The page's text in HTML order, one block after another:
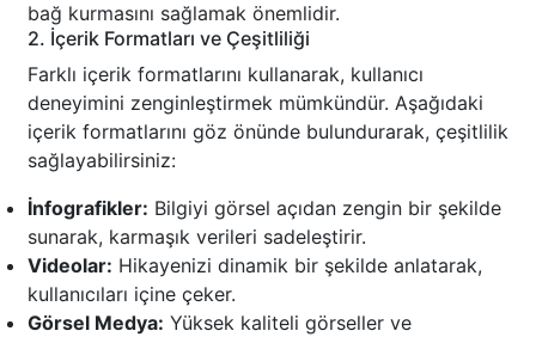
bağ kurmasını sağlamak önemlidir.
2. İçerik Formatları ve Çeşitliliği
Farklı içerik formatlarını kullanarak, kullanıcı
deneyimini zenginleştirmek mümkündür. Aşağıdaki
içerik formatlarını göz önünde bulundurarak, çeşitlilik
sağlayabilirsiniz:
İnfografikler: Bilgiyi görsel açıdan zengin bir şekilde
sunarak, karmaşık verileri sadeleştirir.
Videolar: Hikayenizi dinamik bir şekilde anlatarak,
kullanıcıları içine çeker.
Görsel Medya: Yüksek kaliteli görseller ve